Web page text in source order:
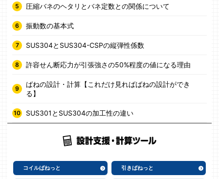
圧縮バネのヘタリとバネ定数との関係について
振動数の基本式
SUS304とSUS304-CSPの縦弾性係数
許容せん断応力が引張強さの50%程度の値になる理由
ばねの設計・計算【これだけ見ればばねの設計ができ
る】
SUS301とSUS304の加工性の違い
コイルばねっと 引きばねっと